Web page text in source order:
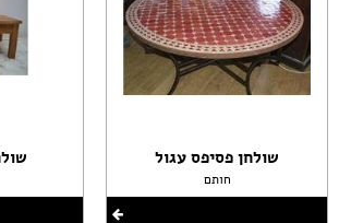
שולחן פסיפס עגול
חותם